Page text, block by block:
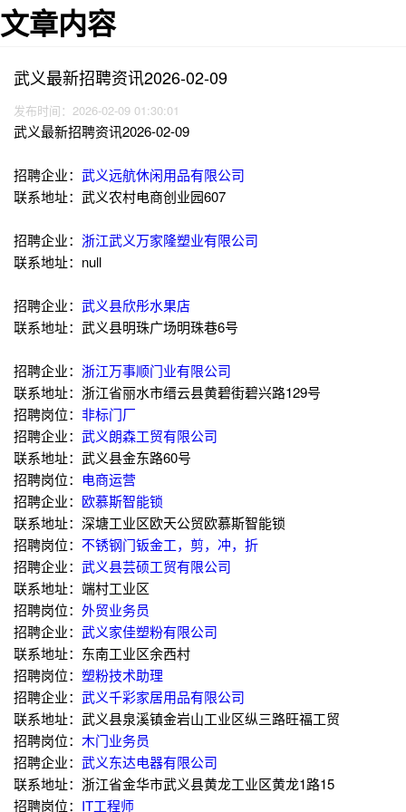
文章内容
武义最新招聘资讯2026-02-09
发布时间：2026-02-09 01:30:01
武义最新招聘资讯2026-02-09
招聘企业： 武义远航休闲用品有限公司
联系地址：武义农村电商创业园607
招聘企业： 浙江武义万家隆塑业有限公司
联系地址：null
招聘企业： 武义县欣彤水果店
联系地址：武义县明珠广场明珠巷6号
招聘企业： 浙江万事顺门业有限公司
联系地址：浙江省丽水市缙云县黄碧街碧兴路129号
招聘岗位： 非标门厂
招聘企业： 武义朗森工贸有限公司
联系地址：武义县金东路60号
招聘岗位： 电商运营
招聘企业： 欧慕斯智能锁
联系地址：深塘工业区欧天公贸欧慕斯智能锁
招聘岗位： 不锈钢门钣金工，剪，冲，折
招聘企业： 武义县芸硕工贸有限公司
联系地址：端村工业区
招聘岗位： 外贸业务员
招聘企业： 武义家佳塑粉有限公司
联系地址：东南工业区余西村
招聘岗位： 塑粉技术助理
招聘企业： 武义千彩家居用品有限公司
联系地址：武义县泉溪镇金岩山工业区纵三路旺福工贸
招聘岗位： 木门业务员
招聘企业： 武义东达电器有限公司
联系地址：浙江省金华市武义县黄龙工业区黄龙1路15
招聘岗位： IT工程师